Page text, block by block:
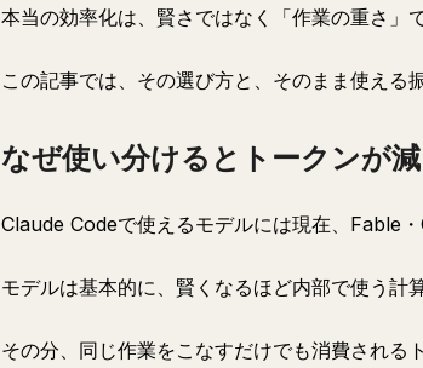
本当の効率化は、賢さではなく「作業の重さ」
この記事では、その選び方と、そのまま使える
なぜ使い分けるとトークンが
Claude Codeで使えるモデルには現在、Fable
モデルは基本的に、賢くなるほど内部で使う計
その分、同じ作業をこなすだけでも消費される